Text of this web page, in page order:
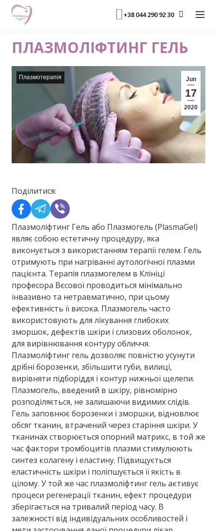
+38 044 290 92 30
ПЛАЗМОЛІФТИНГ ГЕЛЬ
Плазмотерапія Jun
17
2020
Поділитися:
Плазмоліфтинг Гель або Плазмогель (PlasmaGel)
являє собою естетичну процедуру, яка
виконується з використанням терапії гелем. Гель
отримують при нагріванні аутологічної плазми
пацієнта. Терапія плазмогелем в Клініці
професора Вєсової проводиться мінімально
інвазивно та нетравматично, при цьому
ефективність її висока. Плазмогель часто
використовують для лікування глибоких
зморшок, дефектів шкіри і слизових оболонок,
для вирівнювання контуру обличчя.
Плазмоліфтинг гель дозволяє повністю усунути
дрібні борозенки, збільшити губи, вилиці,
вирівняти підборіддя і контур нижньої щелепи.
Плазмогель, введений в шкіру, рівномірно
розподіляється, не залишаючи видимих ​​слідів.
Гель заповнює борозенки і зморшки, відновлює
обсяг тканин, втрачений через старіння шкіри. У
тканинах створюється опорний матрикс, в той же
час фактори тромбоцитів плазми стимулюють
синтез колагену і еластину. Підвищується
еластичність шкіри і поліпшується її якість в
цілому. У той же час плазмоліфтинг гель активує
процеси регенерації тканин, ефект процедури
зберігається на тривалий період часу. В
залежності від індивідуальних особливостей і